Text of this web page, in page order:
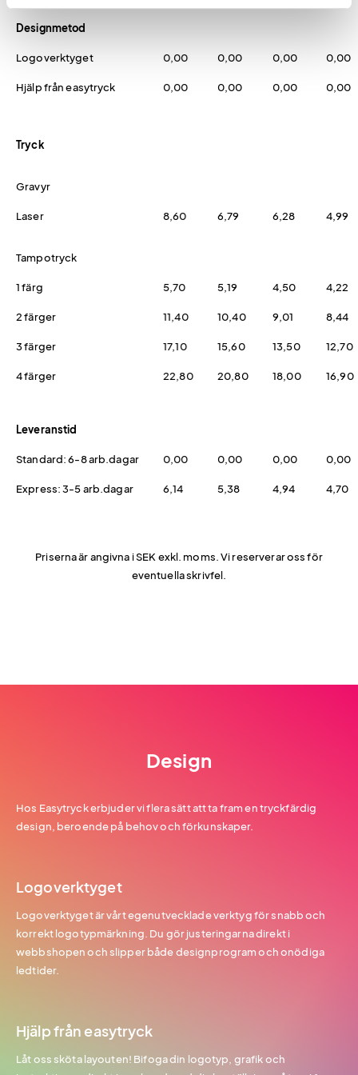
Designmetod
Logoverktyget 0,00 0,00 0,00 0,00
Hjälp från easytryck 0,00 0,00 0,00 0,00
Tryck
Gravyr
Laser 8,60 6,79 6,28 4,99
Tampotryck
1 färg 5,70 5,19 4,50 4,22
2 färger 11,40 10,40 9,01 8,44
3 färger 17,10 15,60 13,50 12,70
4 färger 22,80 20,80 18,00 16,90
Leveranstid
Standard: 6-8 arb.dagar 0,00 0,00 0,00 0,00
Express: 3-5 arb.dagar 6,14 5,38 4,94 4,70
Priserna är angivna i SEK exkl. moms. Vi reserverar oss för
eventuella skrivfel.
Design
Hos Easytryck erbjuder vi flera sätt att ta fram en tryckfärdig
design, beroende på behov och förkunskaper.
Logoverktyget
Logoverktyget är vårt egenutvecklade verktyg för snabb och
korrekt logotypmärkning. Du gör justeringarna direkt i
webbshopen och slipper både designprogram och onödiga
ledtider.
Hjälp från easytryck
Låt oss sköta layouten! Bifoga din logotyp, grafik och